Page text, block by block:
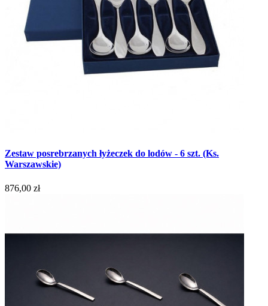
Zestaw posrebrzanych łyżeczek do lodów - 6 szt. (Ks.
Warszawskie)
876,00 zł